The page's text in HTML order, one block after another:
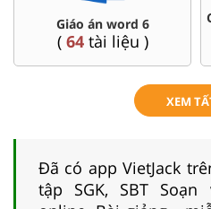
Chuyên đề dạy thêm
Lí, Hóa ...6
(54tài liệu )
XEM
Đã có app VietJack
tập SGK, SBT